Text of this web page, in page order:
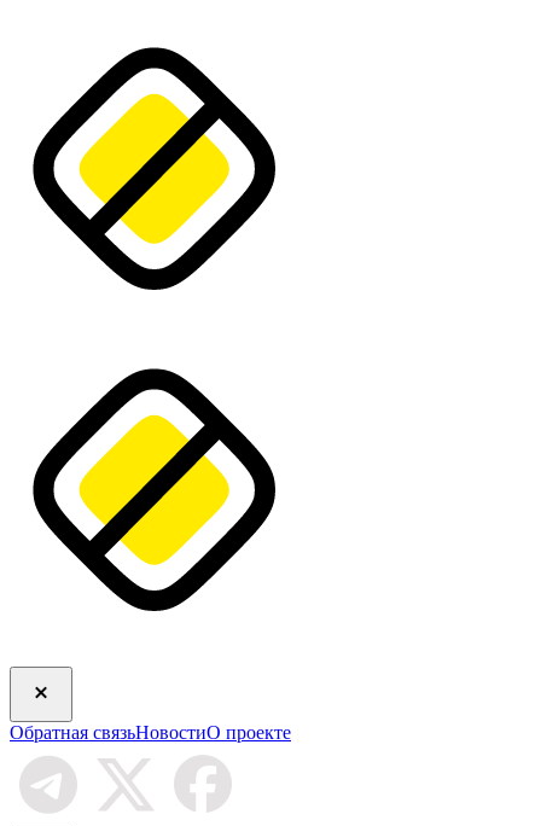
Обратная связьНовостиО проекте